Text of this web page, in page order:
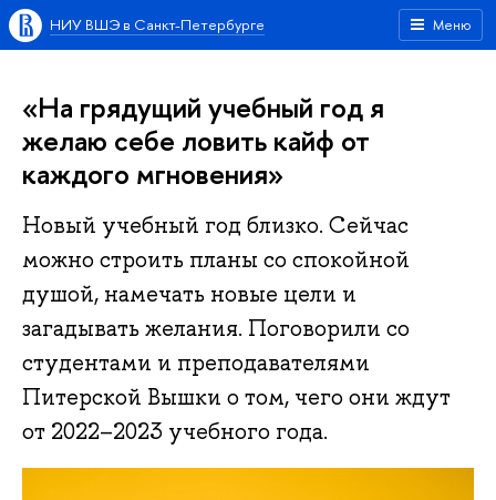
Меню
НИУ ВШЭ в Санкт-Петербурге
«На грядущий учебный год я
желаю себе ловить кайф от
каждого мгновения»
Новый учебный год близко. Сейчас
можно строить планы со спокойной
душой, намечать новые цели и
загадывать желания. Поговорили со
студентами и преподавателями
Питерской Вышки о том, чего они ждут
от 2022–2023 учебного года.